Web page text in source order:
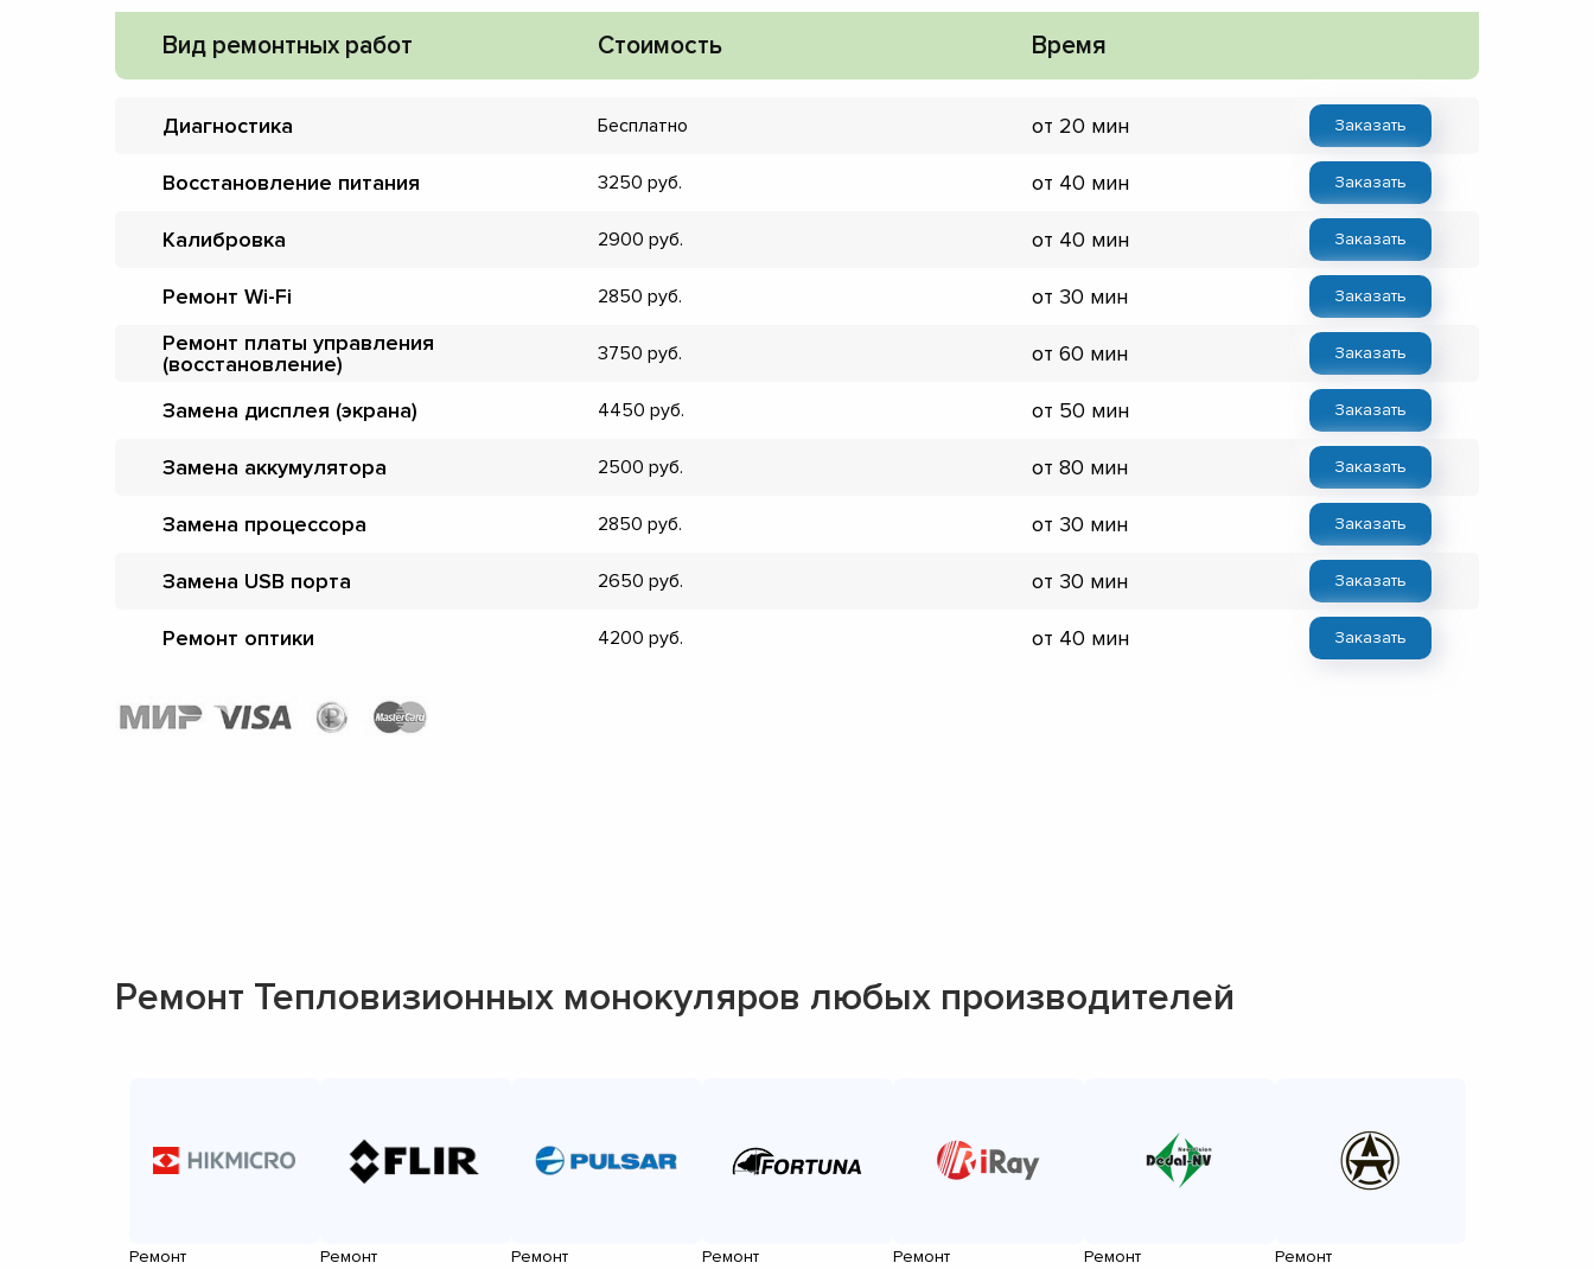
Вид ремонтных работ Стоимость Время
Диагностика Бесплатно от 20 мин Заказать
Восстановление питания 3250 от 40 мин Заказать
Калибровка 2900 от 40 мин Заказать
Ремонт Wi-Fi 2850 от 30 мин Заказать
Ремонт платы управления
(восстановление)
3750 от 60 мин Заказать
Замена дисплея (экрана) 4450 от 50 мин Заказать
Замена аккумулятора 2500 от 80 мин Заказать
Замена процессора 2850 от 30 мин Заказать
Замена USB порта 2650 от 30 мин Заказать
Ремонт оптики 4200 от 40 мин Заказать
Ремонт Тепловизионных монокуляров любых производителей
Ремонт
Ремонт
Ремонт
Ремонт
Ремонт
Ремонт
Ремонт